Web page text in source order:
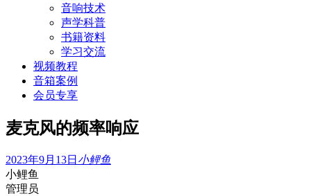
音响技术
声学科普
书籍资料
学习交流
视频教程
音箱案例
会员专享
麦克风的频率响应
2023年9月13日 小鲤鱼
小鲤鱼
管理员